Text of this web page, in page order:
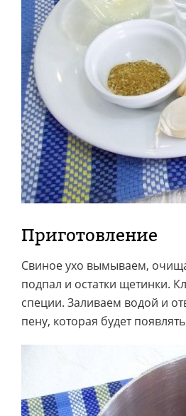
Приготовление
Свиное ухо вымываем,
подпал и остатки щетинки.
специи. Заливаем водой и
пену, которая будет